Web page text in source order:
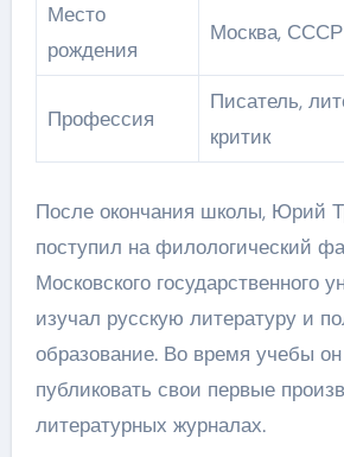
Место
рождения
Москва, СССР
Профессия
Писатель,
критик
После окончания школы, Юрий
поступил на филологический
Московского государственного
изучал русскую литературу и
образование. Во время учебы
публиковать свои первые
литературных журналах.